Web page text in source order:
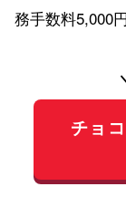
務手数料5,000
チョ